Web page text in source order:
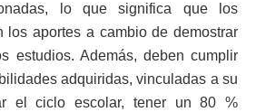
lo que significa que los
los aportes a cambio de demostrar
estudios. Además, deben cumplir
adquiridas, vinculadas a su
el ciclo escolar, tener un 80 %